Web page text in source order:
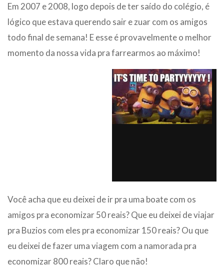
Em 2007 e 2008, logo depois de ter saído do colégio, é
lógico que estava querendo sair e zuar com os amigos
todo final de semana! E esse é provavelmente o melhor
momento da nossa vida pra farrearmos ao máximo!
Você acha que eu deixei de ir pra uma boate com os
amigos pra economizar 50 reais? Que eu deixei de viajar
pra Buzios com eles pra economizar 150 reais? Ou que
eu deixei de fazer uma viagem com a namorada pra
economizar 800 reais? Claro que não!